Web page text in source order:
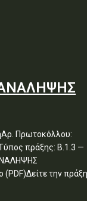
Πρωτοκόλλου:
πράξης: Β.1.3 —
την πράξη